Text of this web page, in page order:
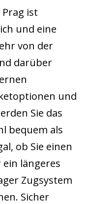
ist
und eine
von der
darüber
und
Sie das
bequem als
ob Sie einen
längeres
Zugsystem
Sicher